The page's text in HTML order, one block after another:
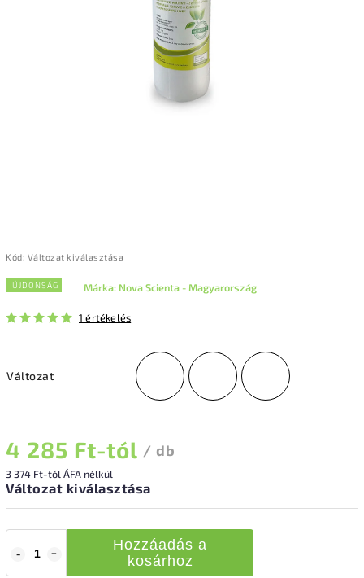
Kód: Változat kiválasztása
ÚJDONSÁG
1 értékelés
Márka: Nova Scienta - Magyarország
Változat
4 285 Ft-tól / db
3 374 Ft-tól ÁFA nélkül
Változat kiválasztása
Hozzáadás a
kosárhoz